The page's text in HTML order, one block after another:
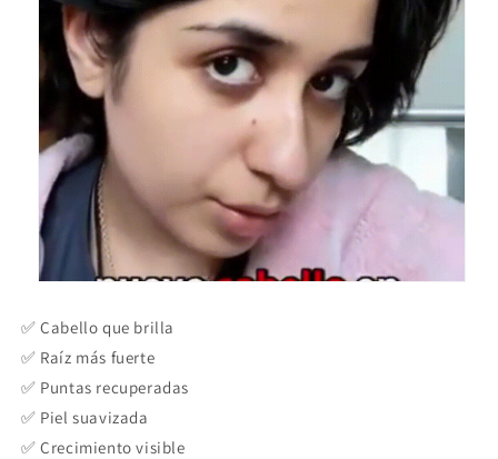
✅ Cabello que brilla
✅ Raíz más fuerte
✅ Puntas recuperadas
✅ Piel suavizada
✅ Crecimiento visible